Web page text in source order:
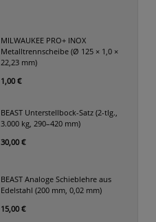
MILWAUKEE PRO+ INOX
Metalltrennscheibe (Ø 125 × 1,0 ×
22,23 mm)
1,00 €
BEAST Unterstellbock-Satz (2-tlg.,
3.000 kg, 290–420 mm)
30,00 €
BEAST Analoge Schieblehre aus
Edelstahl (200 mm, 0,02 mm)
15,00 €